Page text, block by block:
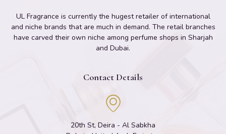
UL Fragrance is currently the hugest retailer of international
and niche brands that are much in demand. The retail branches
have carved their own niche among perfume shops in Sharjah
and Dubai.
Contact Details
20th St, Deira - Al Sabkha